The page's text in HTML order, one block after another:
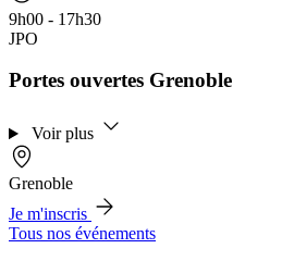
9h00 - 17h30
JPO
Portes ouvertes Grenoble
Voir plus
Grenoble
Je m'inscris
Tous nos événements